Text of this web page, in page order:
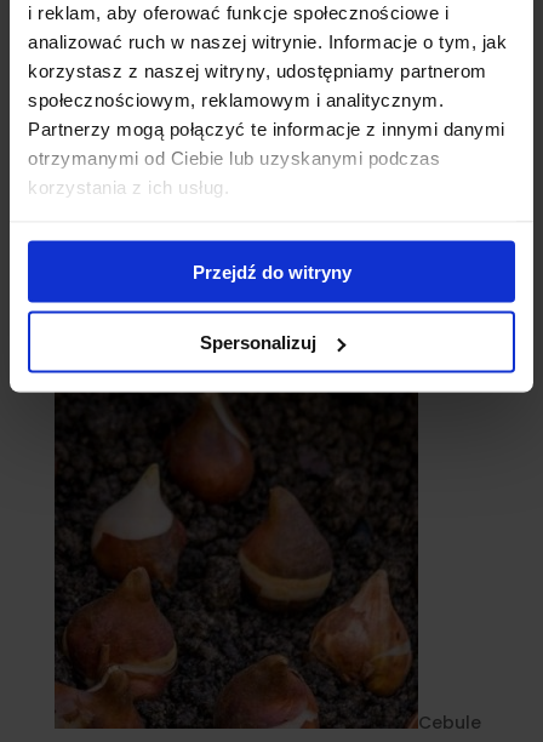
i reklam, aby oferować funkcje społecznościowe i
analizować ruch w naszej witrynie. Informacje o tym, jak
korzystasz z naszej witryny, udostępniamy partnerom
społecznościowym, reklamowym i analitycznym.
Partnerzy mogą połączyć te informacje z innymi danymi
otrzymanymi od Ciebie lub uzyskanymi podczas
korzystania z ich usług.
Przejdź do witryny
Spersonalizuj
catalpy
Cebule